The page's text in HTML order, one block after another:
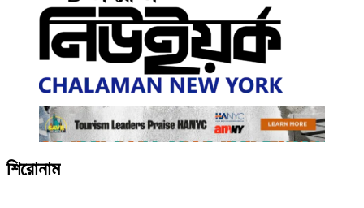
শিরোনাম